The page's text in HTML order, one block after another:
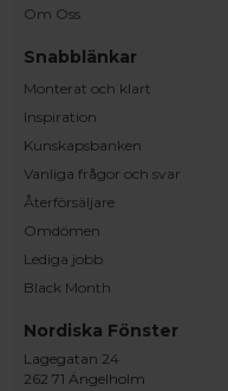
Om Oss
Snabblänkar
Monterat och klart
Inspiration
Kunskapsbanken
Vanliga frågor och svar
Återförsäljare
Omdömen
Lediga jobb
Black Month
Nordiska Fönster
Lagegatan 24
262 71 Ängelholm